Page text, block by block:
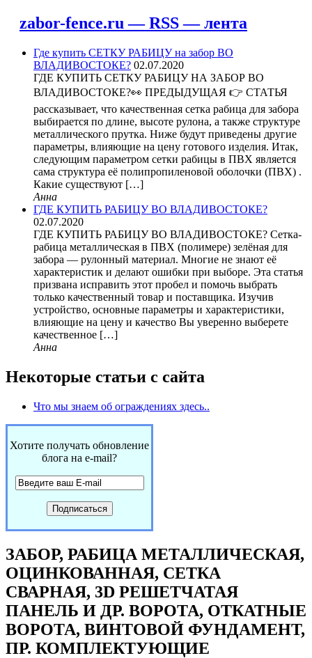
zabor-fence.ru — RSS — лента
Где купить СЕТКУ РАБИЦУ на забор ВО
ВЛАДИВОСТОКЕ? 02.07.2020
ГДЕ КУПИТЬ СЕТКУ РАБИЦУ НА ЗАБОР ВО
ВЛАДИВОСТОКЕ?👀 ПРЕДЫДУЩАЯ 👉 СТАТЬЯ
рассказывает, что качественная сетка рабица для забора
выбирается по длине, высоте рулона, а также структуре
металлического прутка. Ниже будут приведены другие
параметры, влияющие на цену готового изделия. Итак,
следующим параметром сетки рабицы в ПВХ является
сама структура её полипропиленовой оболочки (ПВХ) .
Какие существуют […]
Анна
ГДЕ КУПИТЬ РАБИЦУ ВО ВЛАДИВОСТОКЕ?
02.07.2020
ГДЕ КУПИТЬ РАБИЦУ ВО ВЛАДИВОСТОКЕ? Сетка-
рабица металлическая в ПВХ (полимере) зелёная для
забора — рулонный материал. Многие не знают её
характеристик и делают ошибки при выборе. Эта статья
призвана исправить этот пробел и помочь выбрать
только качественный товар и поставщика. Изучив
устройство, основные параметры и характеристики,
влияющие на цену и качество Вы уверенно выберете
качественное […]
Анна
Некоторые статьи с сайта
Что мы знаем об ограждениях здесь..
Хотите получать обновление
блога на e-mail?
ЗАБОР, РАБИЦА МЕТАЛЛИЧЕСКАЯ,
ОЦИНКОВАННАЯ, СЕТКА
СВАРНАЯ, 3D РЕШЕТЧАТАЯ
ПАНЕЛЬ И ДР. ВОРОТА, ОТКАТНЫЕ
ВОРОТА, ВИНТОВОЙ ФУНДАМЕНТ,
ПР. КОМПЛЕКТУЮЩИЕ